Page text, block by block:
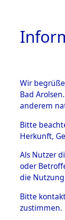
mente
1.2.9
1.2.9.1
Wir
Bad
anderem
Bitte
Herkunft,
Als Nutzer
oder
die
Bitte
zustimmen.